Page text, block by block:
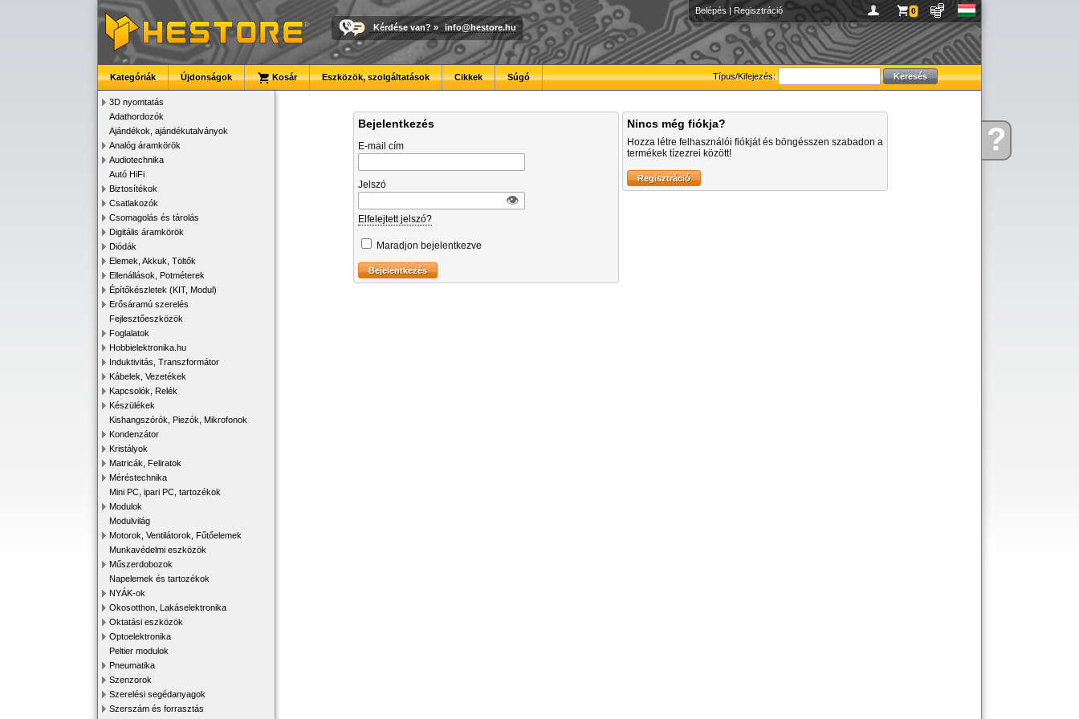
Kérdése?
Belépés | Regisztráció 0
Kérdése van? » info@hestore.hu
Típus/Kifejezés:
Kategóriák Újdonságok Kosár Eszközök, szolgáltatások Cikkek Súgó
3D nyomtatás
Adathordozók
Ajándékok, ajándékutalványok
Analóg áramkörök
Audiotechnika
Autó HiFi
Biztosítékok
Csatlakozók
Csomagolás és tárolás
Digitális áramkörök
Diódák
Elemek, Akkuk, Töltők
Ellenállások, Potméterek
Építőkészletek (KIT, Modul)
Erősáramú szerelés
Fejlesztőeszközök
Foglalatok
Hobbielektronika.hu
Induktivitás, Transzformátor
Kábelek, Vezetékek
Kapcsolók, Relék
Készülékek
Kishangszórók, Piezók, Mikrofonok
Kondenzátor
Kristályok
Matricák, Feliratok
Méréstechnika
Mini PC, ipari PC, tartozékok
Modulok
Modulvilág
Motorok, Ventilátorok, Fűtőelemek
Munkavédelmi eszközök
Műszerdobozok
Napelemek és tartozékok
NYÁK-ok
Okosotthon, Lakáselektronika
Oktatási eszközök
Optoelektronika
Peltier modulok
Pneumatika
Szenzorok
Szerelési segédanyagok
Szerszám és forrasztás
Bejelentkezés
E-mail cím
Jelszó
👁︎
Elfelejtett jelszó?
Maradjon bejelentkezve
Nincs még fiókja?
Hozza létre felhasználói fiókját és böngésszen szabadon a
termékek tízezrei között!